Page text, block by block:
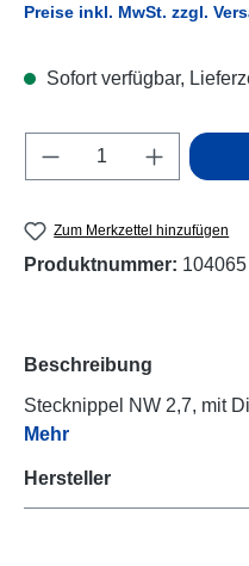
Preise inkl. MwSt. zzgl.
Sofort verfügbar,
Produkt Anzahl:
Zum Merkzettel hinzufügen
Produktnummer: 104065
Beschreibung
Stecknippel NW 2,7, mit
Mehr
Hersteller